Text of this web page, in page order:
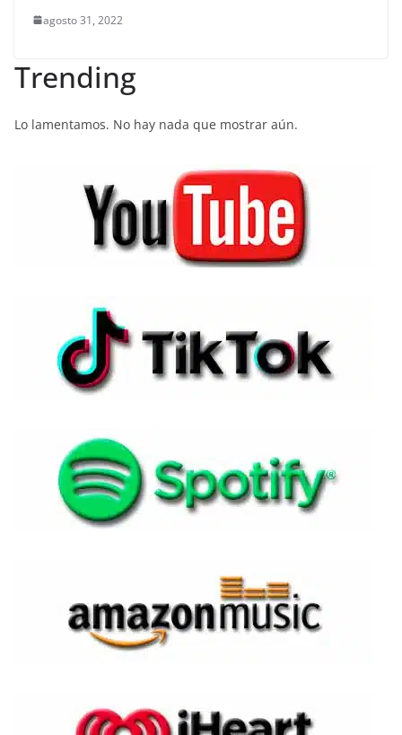
agosto 31, 2022
Trending
Lo lamentamos. No hay nada que mostrar aún.